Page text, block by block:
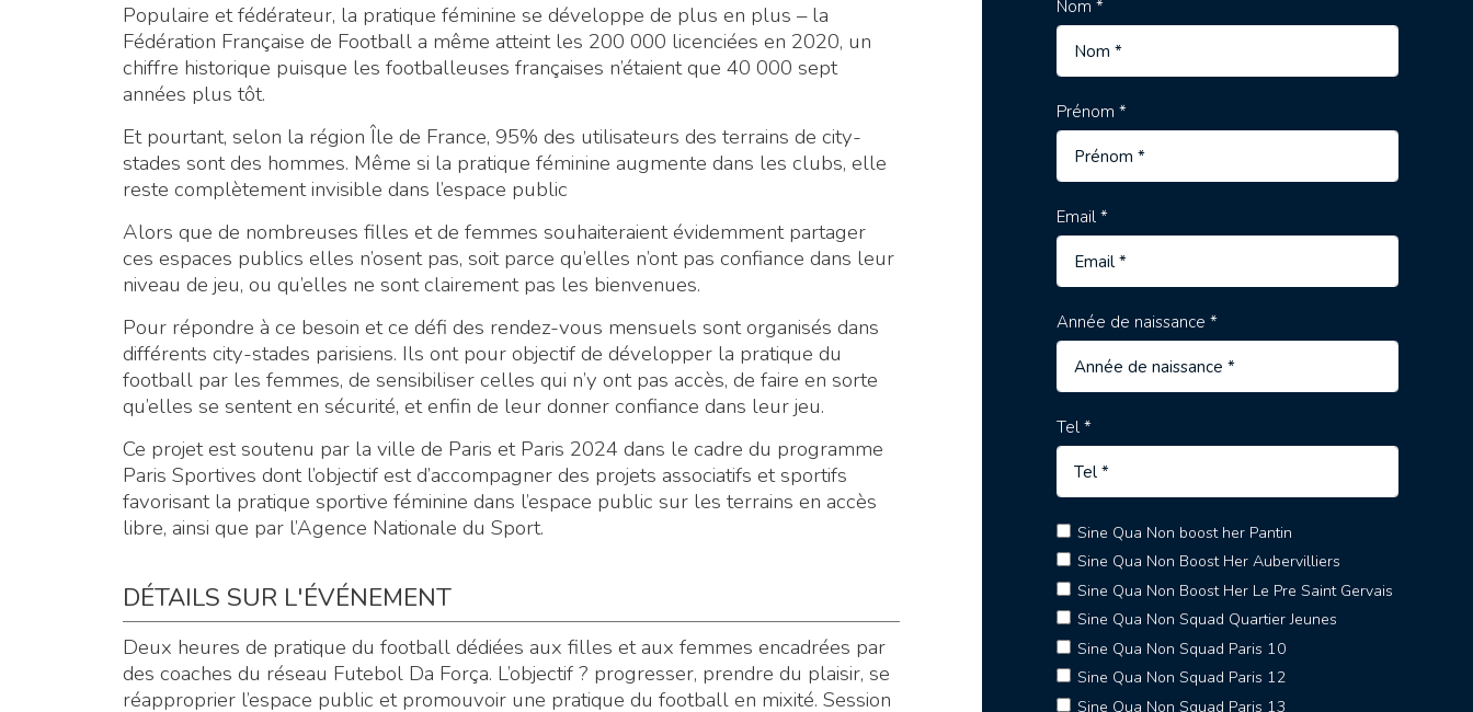
Populaire et fédérateur, la pratique féminine se développe de plus en plus – la
Fédération Française de Football a même atteint les 200 000 licenciées en 2020, un
chiffre historique puisque les footballeuses françaises n’étaient que 40 000 sept
années plus tôt.
Et pourtant, selon la région Île de France, 95% des utilisateurs des terrains de city-
stades sont des hommes. Même si la pratique féminine augmente dans les clubs, elle
reste complètement invisible dans l’espace public
Alors que de nombreuses filles et de femmes souhaiteraient évidemment partager
ces espaces publics elles n’osent pas, soit parce qu’elles n’ont pas confiance dans leur
niveau de jeu, ou qu’elles ne sont clairement pas les bienvenues.
Pour répondre à ce besoin et ce défi des rendez-vous mensuels sont organisés dans
différents city-stades parisiens. Ils ont pour objectif de développer la pratique du
football par les femmes, de sensibiliser celles qui n’y ont pas accès, de faire en sorte
qu’elles se sentent en sécurité, et enfin de leur donner confiance dans leur jeu.
Ce projet est soutenu par la ville de Paris et Paris 2024 dans le cadre du programme
Paris Sportives dont l’objectif est d’accompagner des projets associatifs et sportifs
favorisant la pratique sportive féminine dans l’espace public sur les terrains en accès
libre, ainsi que par l’Agence Nationale du Sport.
DÉTAILS SUR L'ÉVÉNEMENT
Deux heures de pratique du football dédiées aux filles et aux femmes encadrées par
des coaches du réseau Futebol Da Força. L’objectif ? progresser, prendre du plaisir, se
réapproprier l’espace public et promouvoir une pratique du football en mixité. Session
Nom *
Prénom *
Email *
Année de naissance *
Tel *
Sine Qua Non boost her Pantin
Sine Qua Non Boost Her Aubervilliers
Sine Qua Non Boost Her Le Pre Saint Gervais
Sine Qua Non Squad Quartier Jeunes
Sine Qua Non Squad Paris 10
Sine Qua Non Squad Paris 12
Sine Qua Non Squad Paris 13